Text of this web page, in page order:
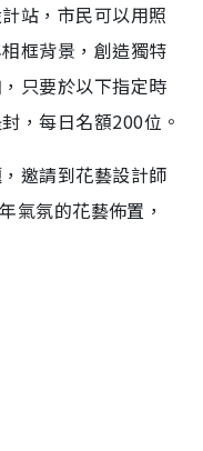
站，市民可以用照
框背景，創造獨特
只要於以下指定時
，每日名額200位。
邀請到花藝設計師
氣氛的花藝佈置，